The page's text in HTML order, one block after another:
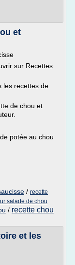
et
sur Recettes
les recettes de
de chou et
potée au chou
/ recette
salade de chou
/ recette chou
et les